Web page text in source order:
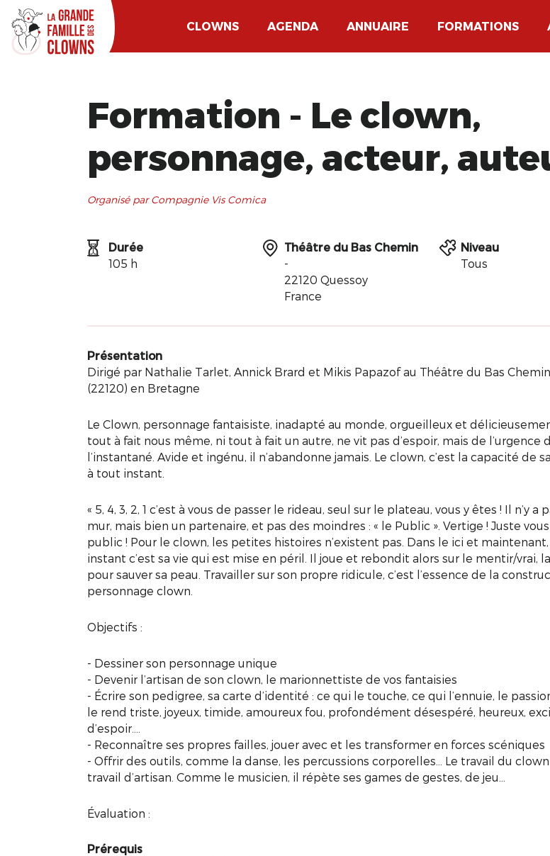
CLOWNS AGENDA ANNUAIRE FORMATIONS
Formation - Le clown,
personnage, acteur,
Organisé par Compagnie Vis Comica
Durée
105 h
Théâtre du Bas Chemin
-
22120 Quessoy
France
Niveau
Tous
Présentation
Dirigé par Nathalie Tarlet, Annick Brard et Mikis Papazof au Théâtre du Bas
(22120) en Bretagne
Le Clown, personnage fantaisiste, inadapté au monde, orgueilleux et
tout à fait nous même, ni tout à fait un autre, ne vit pas d’espoir, mais de l’urgence
l’instantané. Avide et ingénu, il n’abandonne jamais. Le clown, c’est la capacité de
à tout instant.
« 5, 4, 3, 2, 1 c’est à vous de passer le rideau, seul sur le plateau, vous y êtes ! Il n’y a
mur, mais bien un partenaire, et pas des moindres : « le Public ». Vertige ! Juste
public ! Pour le clown, les petites histoires n’existent pas. Dans le ici et
instant c’est sa vie qui est mise en péril. Il joue et rebondit alors sur le mentir/vrai,
pour sauver sa peau. Travailler sur son propre ridicule, c’est l’essence de la
personnage clown.
Objectifs :
- Dessiner son personnage unique
- Devenir l’artisan de son clown, le marionnettiste de vos fantaisies
- Écrire son pedigree, sa carte d’identité : ce qui le touche, ce qui l’ennuie, le
le rend triste, joyeux, timide, amoureux fou, profondément désespéré, heureux,
d’espoir....
- Reconnaître ses propres failles, jouer avec et les transformer en forces scéniques
- Offrir des outils, comme la danse, les percussions corporelles... Le travail du
travail d’artisan. Comme le musicien, il répète ses games de gestes, de jeu...
Évaluation :
Prérequis